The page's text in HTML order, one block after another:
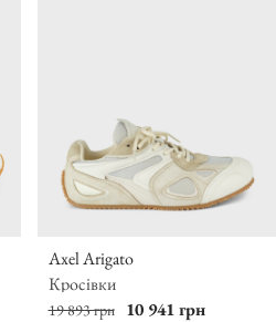
Axel Arigato
Кросівки
19 893 грн 10 941 грн